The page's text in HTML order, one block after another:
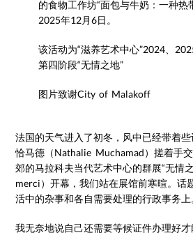
的食物工作坊“面包与牛奶：一种热
2025年12月6日。
该活动为“滋养艺术中心”2024、
第四阶段“无情之地”
图片致谢City of Malakoff
法国的天气进入了初冬，风中已经带着
恰马德（Nathalie Muchamad）搓着手
郊的马拉科夫当代艺术中心的群展“无情
merci）开幕，我们站在展馆前寒暄。话
活中的杂事和各自需要处理的行政事务上
我无奈地说自己还需要等候证件办理好